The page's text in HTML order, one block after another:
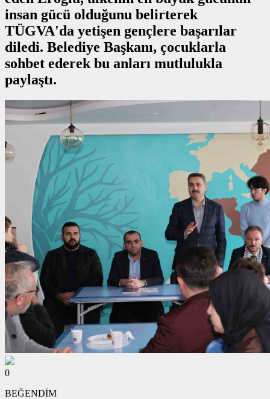
insan gücü olduğunu belirterek
TÜGVA'da yetişen gençlere başarılar
diledi. Belediye Başkanı, çocuklarla
sohbet ederek bu anları mutlulukla
paylaştı.
0
BEĞENDİM